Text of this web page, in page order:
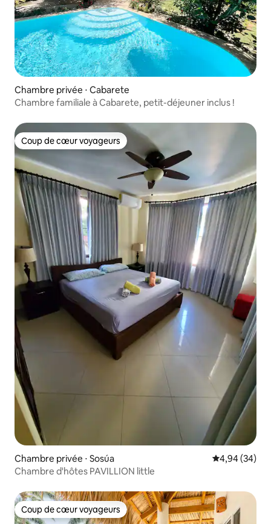
Chambre privée ⋅ Cabarete
Chambre familiale à Cabarete, petit-déjeuner inclus !
Coup de cœur voyageurs
Coup de cœur voyageurs
Chambre privée ⋅ Sosúa Évaluation
4,94 (34)
Chambre d'hôtes PAVILLION little
Coup de cœur voyageurs
Coup de cœur voyageurs